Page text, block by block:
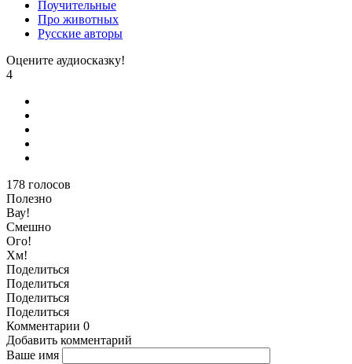
Поучительные
Про животных
Русские авторы
Оцените аудиосказку!
4
178 голосов
Полезно
Вау!
Смешно
Ого!
Хм!
Поделиться
Поделиться
Поделиться
Поделиться
Комментарии 0
Добавить комментарий
Ваше имя